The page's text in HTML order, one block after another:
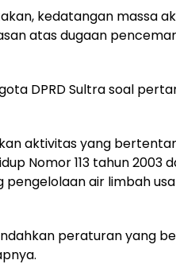
kedatangan massa
atas dugaan
DPRD Sultra soal
aktivitas yang
Nomor 113 tahun 2003
pengelolaan air limbah
peraturan yang